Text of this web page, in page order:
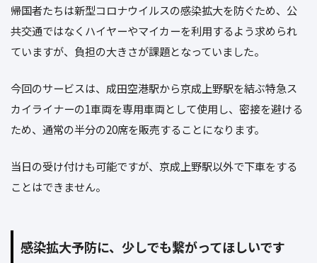
帰国者たちは新型コロナウイルスの感染拡大を防ぐため、公
共交通ではなくハイヤーやマイカーを利用するよう求められ
ていますが、負担の大きさが課題となっていました。
今回のサービスは、成田空港駅から京成上野駅を結ぶ特急ス
カイライナーの1車両を専用車両として使用し、密接を避ける
ため、通常の半分の20席を販売することになります。
当日の受け付けも可能ですが、京成上野駅以外で下車をする
ことはできません。
感染拡大予防に、少しでも繋がってほしいです